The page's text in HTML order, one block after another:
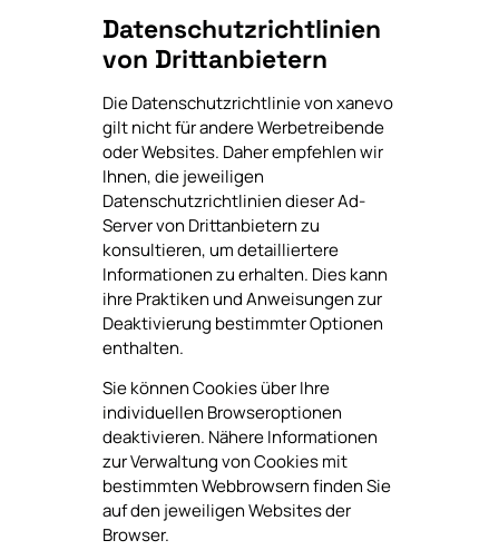
Datenschutzrichtlinien
von Drittanbietern
Die Datenschutzrichtlinie von xanevo
gilt nicht für andere Werbetreibende
oder Websites. Daher empfehlen wir
Ihnen, die jeweiligen
Datenschutzrichtlinien dieser Ad-
Server von Drittanbietern zu
konsultieren, um detailliertere
Informationen zu erhalten. Dies kann
ihre Praktiken und Anweisungen zur
Deaktivierung bestimmter Optionen
enthalten.
Sie können Cookies über Ihre
individuellen Browseroptionen
deaktivieren. Nähere Informationen
zur Verwaltung von Cookies mit
bestimmten Webbrowsern finden Sie
auf den jeweiligen Websites der
Browser.